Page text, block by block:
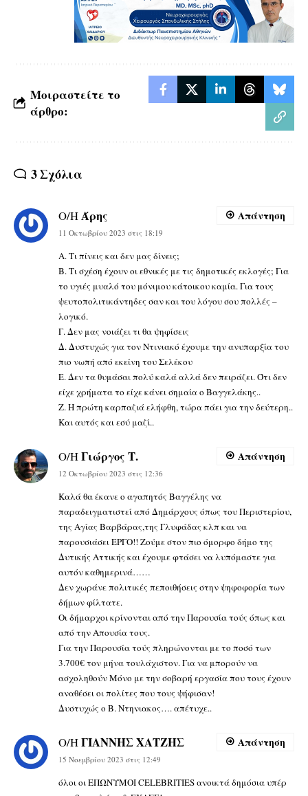
Μοιραστείτε το
άρθρο:
3 Σχόλια
Ο/ΗΆρης
11 Οκτωβρίου 2023 στις 18:19
A. Τι πίνεις και δεν μας δίνεις;
Β. Τι σχέση έχουν οι εθνικές με τις δημοτικές εκλογές; Για
το υγιές μυαλό του μόνιμου κάτοικου καμία. Για τους
ψευτοπολιτικάντηδες σαν και του λόγου σου πολλές –
λογικό.
Γ. Δεν μας νοιάζει τι θα ψηφίσεις
Δ. Δυστυχώς για τον Ντινιακό έχουμε την ανυπαρξία του
πιο νωπή από εκείνη του Σελέκου
Ε. Δεν τα θυμάσαι πολύ καλά αλλά δεν πειράζει. Ότι δεν
είχε χρήματα το είχε κάνει σημαία ο Βαγγελάκης..
Ζ. Η πρώτη καρπαζιά ελήφθη, τώρα πάει για την δεύτερη..
Και αυτός και εσύ μαζί..
Απάντηση
Ο/ΗΓιώργος Τ.
12 Οκτωβρίου 2023 στις 12:36
Καλά θα έκανε ο αγαπητός Βαγγέλης να
παραδειγματιστεί από Δημάρχους όπως του Περιστερίου,
της Αγίας Βαρβάρας,της Γλυφάδας κλπ και να
παρουσιάσει ΕΡΓΟ!! Ζούμε στον πιο όμορφο δήμο της
Δυτικής Αττικής και έχουμε φτάσει να λυπόμαστε για
αυτόν καθημερινά……
Δεν χωράνε πολιτικές πεποιθήσεις στην ψηφοφορία των
δήμων φίλτατε.
Οι δήμαρχοι κρίνονται από την Παρουσία τούς όπως και
από την Απουσία τους.
Για την Παρουσία τούς πληρώνονται με το ποσό των
3.700€ τον μήνα τουλάχιστον. Για να μπορούν να
ασχοληθούν Μόνο με την σοβαρή εργασία που τους έχουν
αναθέσει οι πολίτες που τους ψήφισαν!
Δυστυχώς ο Β. Ντηνιακος…. απέτυχε..
Απάντηση
Ο/ΗΓΙΑΝΝΗΣ ΧΑΤΖΗΣ
15 Νοεμβρίου 2023 στις 12:49
όλοι οι ΕΠΩΝΥΜΟΙ CELEBRITIES ανοικτά δημόσια υπέρ
Απάντηση